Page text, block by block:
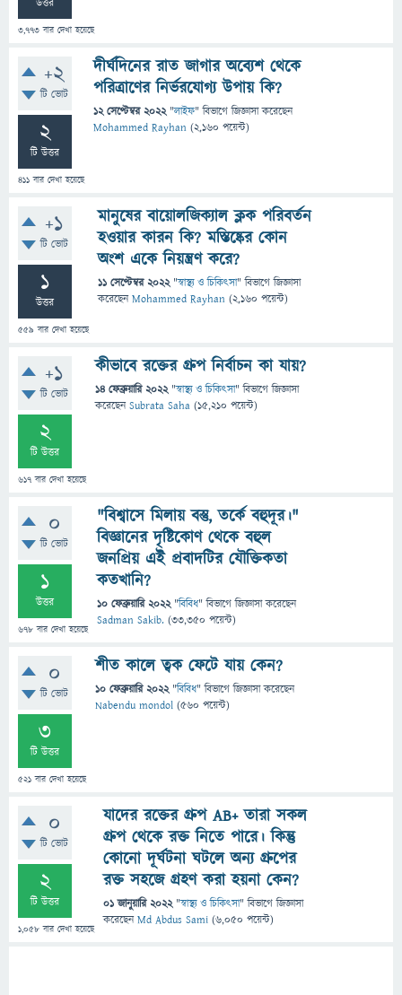
উত্তর
3,773 বার দেখা হয়েছে
+2
টি ভোট
2
টি উত্তর
411 বার দেখা হয়েছে
দীর্ঘদিনের রাত জাগার অব্যেশ থেকে
পরিত্রাণের নির্ভরযোগ্য উপায় কি?
12 সেপ্টেম্বর 2022 "লাইফ" বিভাগে জিজ্ঞাসাকরেছেন
Mohammed Rayhan (2,160 পয়েন্ট)
+1
টি ভোট
1
উত্তর
559 বার দেখা হয়েছে
মানুষের বায়োলজিক্যাল ক্লক পরিবর্তন
হওয়ার কারন কি? মস্তিষ্কের কোন
অংশ একে নিয়ন্ত্রণ করে?
11 সেপ্টেম্বর 2022 "স্বাস্থ্য ও চিকিৎসা" বিভাগে জিজ্ঞাসা
করেছেনMohammed Rayhan (2,160 পয়েন্ট)
+1
টি ভোট
2
টি উত্তর
617 বার দেখা হয়েছে
কীভাবে রক্তের গ্রুপ নির্বাচন কা যায়?
14 ফেব্রুয়ারি 2022 "স্বাস্থ্য ও চিকিৎসা" বিভাগে জিজ্ঞাসা
করেছেনSubrata Saha (15,210 পয়েন্ট)
0
টি ভোট
1
উত্তর
678 বার দেখা হয়েছে
"বিশ্বাসে মিলায় বস্তু, তর্কে বহুদূর।"
বিজ্ঞানের দৃষ্টিকোণ থেকে বহুল
জনপ্রিয় এই প্রবাদটির যৌক্তিকতা
কতখানি?
10 ফেব্রুয়ারি 2022 "বিবিধ" বিভাগে জিজ্ঞাসাকরেছেন
Sadman Sakib. (33,350 পয়েন্ট)
0
টি ভোট
3
টি উত্তর
521 বার দেখা হয়েছে
শীত কালে ত্বক ফেটে যায় কেন?
10 ফেব্রুয়ারি 2022 "বিবিধ" বিভাগে জিজ্ঞাসাকরেছেন
Nabendu mondol (560 পয়েন্ট)
0
টি ভোট
2
টি উত্তর
1,058 বার দেখা হয়েছে
যাদের রক্তের গ্রুপ AB+ তারা সকল
গ্রুপ থেকে রক্ত নিতে পারে। কিন্তু
কোনো দূর্ঘটনা ঘটলে অন্য গ্রুপের
রক্ত সহজে গ্রহণ করা হয়না কেন?
01 জানুয়ারি 2022 "স্বাস্থ্য ও চিকিৎসা" বিভাগে জিজ্ঞাসা
করেছেনMd Abdus Sami (6,050 পয়েন্ট)